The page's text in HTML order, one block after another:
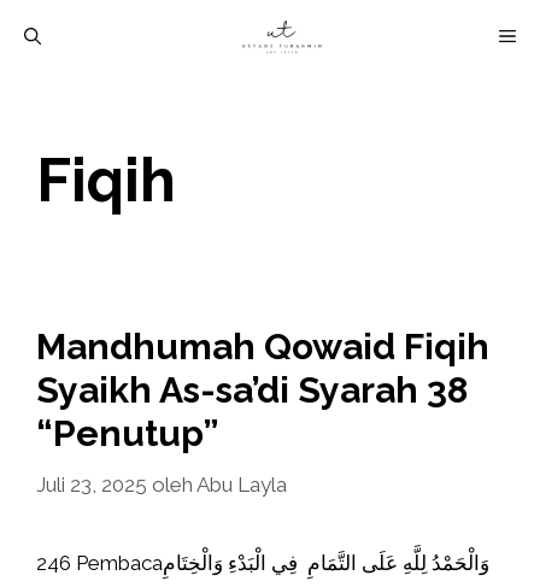
Fiqih
Mandhumah Qowaid Fiqih
Syaikh As-sa’di Syarah 38
“Penutup”
Juli 23, 2025 oleh Abu Layla
246 Pembacaوَالْحَمْدُ لِلَّهِ عَلَى التَّمَامِ فِي الْبَدْءِ وَالْخِتَامِ